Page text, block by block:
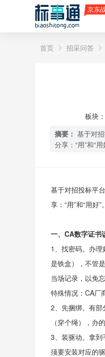
首页 招采问答
板块
摘要： 基于对
分享：“用”和“用
基于对招投标平
享：“用”和“用好”。
一、CA数字证书
1、找密码。办
是铁盒），不管
当场记录，以免忘
特殊情况：CA厂
2、先捆绑。有
（穿个绳），办
3、装驱动。拿
须要安装对应的